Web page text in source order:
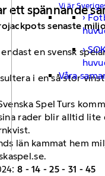
Vi är
Våra
ett spännande
senaste
en svensk
i en så stor
Spel Turs
rader blir alltid
län kammat hem
8 - 14 - 25 - 31 - 45